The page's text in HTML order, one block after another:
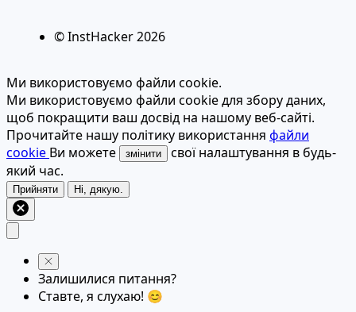
© InstHacker2026
Ми використовуємо файли cookie.
Ми використовуємо файли cookie для збору даних,
щоб покращити ваш досвід на нашому веб-сайті.
Прочитайте нашу політику використання файли
cookie Ви можете змінити
свої налаштування в будь-
який час.
Прийняти Ні, дякую.
Залишилися питання?
Ставте, я слухаю! 😊